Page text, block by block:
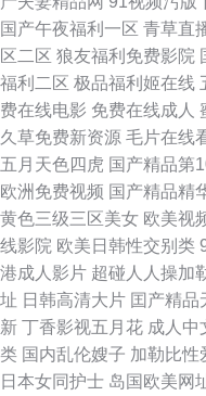
草 激情深爱婷婷网 少妇AV在
色色 婷婷丁香久久成人导航
草 久久三级久久三级久久 91
二区在线 狼友综合网 欧美激
综合 久久不射网 69国产亚洲
黑丝网站 97超视频操 中文字
花 亚洲伊人无码 黄色网址日
国产午夜福利一区 青草直
区二区 狼友福利免费影院
福利二区 极品福利姬在线
费在线电影 免费在线成人
久草免费新资源 毛片在线
五月天色四虎 国产精品第
欧洲免费视频 国产精品精
黄色三级三区美女 欧美视
线影院 欧美日韩性交别类
港成人影片 超碰人人操加
址 日韩高清大片 囯产精品
新 丁香影视五月花 成人中
类 国内乱伦嫂子 加勒比性
日本女同护士 岛国欧美网